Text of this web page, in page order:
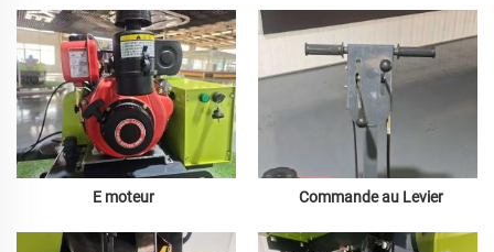
E moteur Commande au Levier